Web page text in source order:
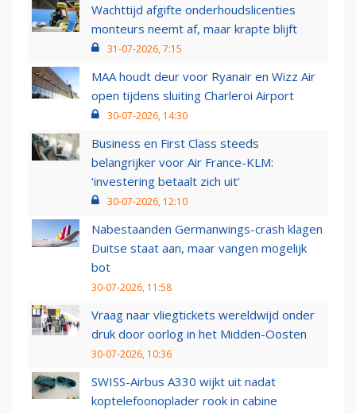
Wachttijd afgifte onderhoudslicenties
monteurs neemt af, maar krapte blijft
31-07-2026, 7:15
MAA houdt deur voor Ryanair en Wizz Air
open tijdens sluiting Charleroi Airport
30-07-2026, 14:30
Business en First Class steeds
belangrijker voor Air France-KLM:
‘investering betaalt zich uit’
30-07-2026, 12:10
Nabestaanden Germanwings-crash klagen
Duitse staat aan, maar vangen mogelijk
bot
30-07-2026, 11:58
Vraag naar vliegtickets wereldwijd onder
druk door oorlog in het Midden-Oosten
30-07-2026, 10:36
SWISS-Airbus A330 wijkt uit nadat
koptelefoonoplader rook in cabine